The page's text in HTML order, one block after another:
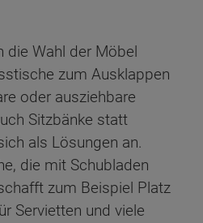
die Wahl der Möbel
zum Ausklappen
oder ausziehbare
Sitzbänke statt
als Lösungen an.
die mit Schubladen
zum Beispiel Platz
Servietten und viele